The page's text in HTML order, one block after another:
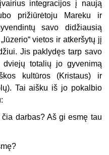
integracijos į naują
prižiūrėtoju Mareku ir
savo didžiausią
vietos ir atkeršytų jį
Jis paklydęs tarp savo
totalių jo gyvenimą
kultūros (Kristaus) ir
Tai aišku iš jo pokalbio
darbas? Aš gi esmę tau